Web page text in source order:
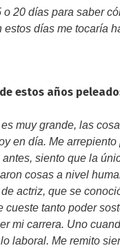
20 días para saber
días me tocaría
estos años
muy grande, las
en día. Me
siento que la
cosas a nivel
actriz, que se
tanto poder
mi carrera. Uno
laboral. Me remito